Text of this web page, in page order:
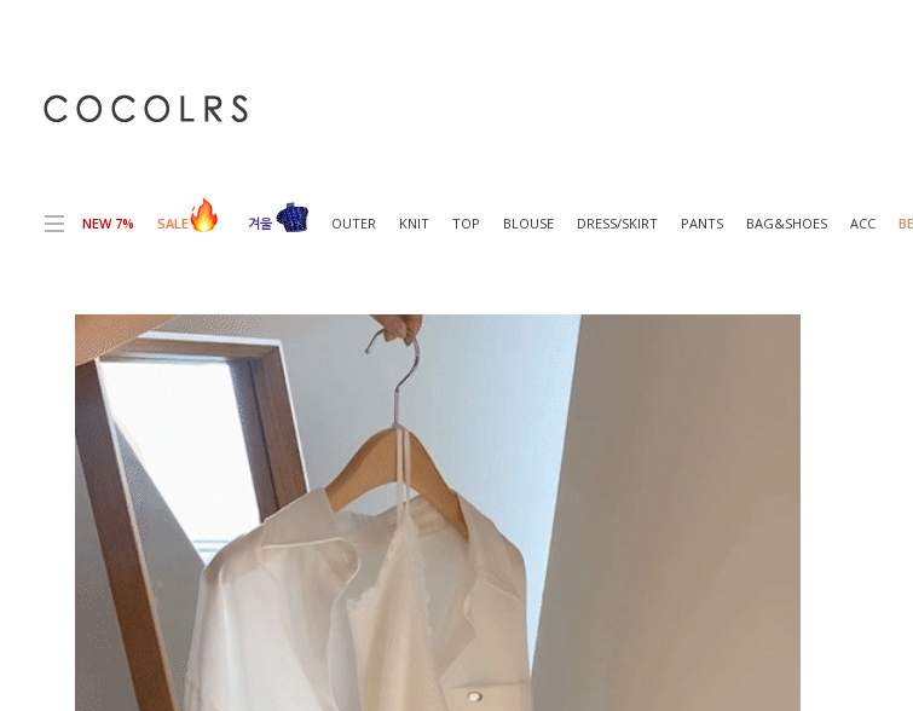
NEW 7% SALE 겨울 OUTER KNIT TOP BLOUSE DRESS/SKIRT PANTS BAG&SHOES ACC